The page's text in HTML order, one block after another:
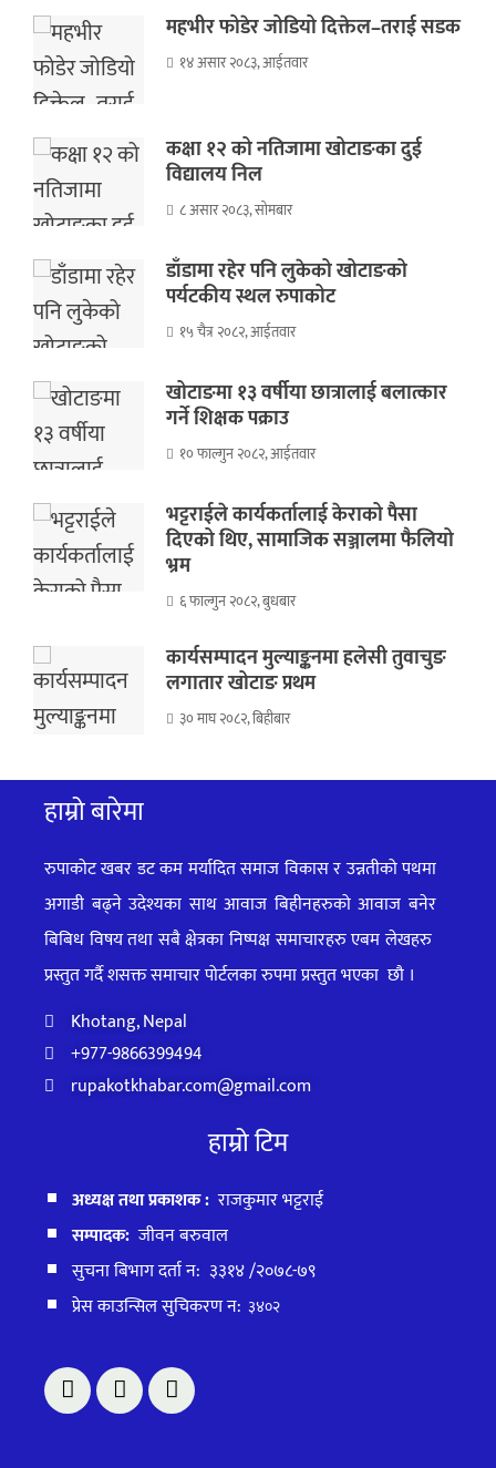
महभीर फोडेर जोडियो दिक्तेल–तराई सडक
१४ असार २०८३, आईतवार
कक्षा १२ को नतिजामा खोटाङका दुई
विद्यालय निल
८ असार २०८३, सोमबार
डाँडामा रहेर पनि लुकेको खोटाङको
पर्यटकीय स्थल रुपाकोट
१५ चैत्र २०८२, आईतवार
खोटाङमा १३ वर्षीया छात्रालाई बलात्कार
गर्ने शिक्षक पक्राउ
१० फाल्गुन २०८२, आईतवार
भट्टराईले कार्यकर्तालाई केराको पैसा
दिएको थिए, सामाजिक सञ्जालमा फैलियो
भ्रम
६ फाल्गुन २०८२, बुधबार
कार्यसम्पादन मुल्याङ्कनमा हलेसी तुवाचुङ
लगातार खोटाङ प्रथम
३० माघ २०८२, बिहीबार
हाम्रो बारेमा
रुपाकोट खबर डट कम मर्यादित समाज विकास र उन्नतीको पथमा
अगाडी बढ्ने उदेश्यका साथ आवाज बिहीनहरुको आवाज बनेर
बिबिध विषय तथा सबै क्षेत्रका निष्पक्ष समाचारहरु एबम लेखहरु
प्रस्तुत गर्दै शसक्त समाचार पोर्टलका रुपमा प्रस्तुतभएका छौ ।
Khotang, Nepal
+977-9866399494
rupakotkhabar.com@gmail.com
हाम्रो टिम
अध्यक्ष तथा प्रकाशक : राजकुमार भट्टराई
सम्पादक:जीवन बरुवाल
सुचना बिभाग दर्ता न: ३३१४ /२०७८-७९
प्रेस काउन्सिल सुचिकरण न: ३४०२